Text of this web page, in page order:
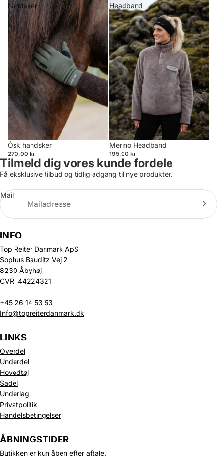
handsker
Ósk handsker
270,00 kr
Headband
Merino Headband
195,00 kr
Tilmeld dig vores kunde fordele
Få eksklusive tilbud og tidlig adgang til nye produkter.
Mail
INFO
Top Reiter Danmark ApS
Sophus Bauditz Vej 2
8230 Åbyhøj
CVR. 44224321
+45 26 14 53 53
Info@topreiterdanmark.dk
LINKS
Overdel
Underdel
Hovedtøj
Sadel
Underlag
Privatpolitik
Handelsbetingelser
ÅBNINGSTIDER
Butikken er kun åben efter aftale.
Politik om beskyttelse af persondata
Refusionspolitik
Leveringspolitik